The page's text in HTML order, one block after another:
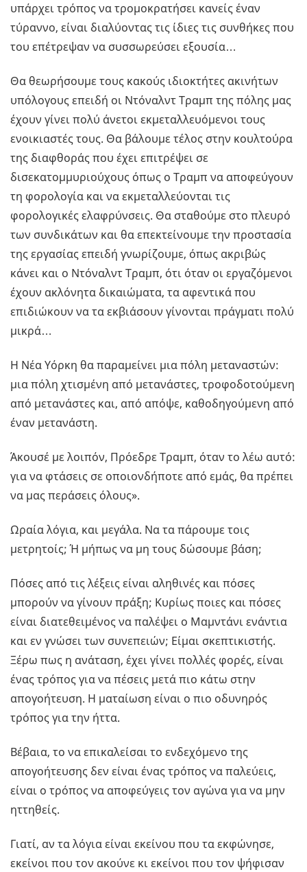
υπάρχει τρόπος να τρομοκρατήσει κανείς έναν
τύραννο, είναι διαλύοντας τις ίδιες τις συνθήκες που
του επέτρεψαν να συσσωρεύσει εξουσία…
Θα θεωρήσουμε τους κακούς ιδιοκτήτες ακινήτων
υπόλογους επειδή οι Ντόναλντ Τραμπ της πόλης μας
έχουν γίνει πολύ άνετοι εκμεταλλευόμενοι τους
ενοικιαστές τους. Θα βάλουμε τέλος στην κουλτούρα
της διαφθοράς που έχει επιτρέψει σε
δισεκατομμυριούχους όπως ο Τραμπ να αποφεύγουν
τη φορολογία και να εκμεταλλεύονται τις
φορολογικές ελαφρύνσεις. Θα σταθούμε στο πλευρό
των συνδικάτων και θα επεκτείνουμε την προστασία
της εργασίας επειδή γνωρίζουμε, όπως ακριβώς
κάνει και ο Ντόναλντ Τραμπ, ότι όταν οι εργαζόμενοι
έχουν ακλόνητα δικαιώματα, τα αφεντικά που
επιδιώκουν να τα εκβιάσουν γίνονται πράγματι πολύ
μικρά…
Η Νέα Υόρκη θα παραμείνει μια πόλη μεταναστών:
μια πόλη χτισμένη από μετανάστες, τροφοδοτούμενη
από μετανάστες και, από απόψε, καθοδηγούμενη από
έναν μετανάστη.
Άκουσέ με λοιπόν, Πρόεδρε Τραμπ, όταν το λέω αυτό:
για να φτάσεις σε οποιονδήποτε από εμάς, θα πρέπει
να μας περάσεις όλους».
Ωραία λόγια, και μεγάλα. Να τα πάρουμε τοις
μετρητοίς; Ή μήπως να μη τους δώσουμε βάση;
Πόσες από τις λέξεις είναι αληθινές και πόσες
μπορούν να γίνουν πράξη; Κυρίως ποιες και πόσες
είναι διατεθειμένος να παλέψει ο Μαμντάνι ενάντια
και εν γνώσει των συνεπειών; Είμαι σκεπτικιστής.
Ξέρω πως η ανάταση, έχει γίνει πολλές φορές, είναι
ένας τρόπος για να πέσεις μετά πιο κάτω στην
απογοήτευση. Η ματαίωση είναι ο πιο οδυνηρός
τρόπος για την ήττα.
Βέβαια, το να επικαλείσαι το ενδεχόμενο της
απογοήτευσης δεν είναι ένας τρόπος να παλεύεις,
είναι ο τρόπος να αποφεύγεις τον αγώνα για να μην
ηττηθείς.
Γιατί, αν τα λόγια είναι εκείνου που τα εκφώνησε,
εκείνοι που τον ακούνε κι εκείνοι που τον ψήφισαν